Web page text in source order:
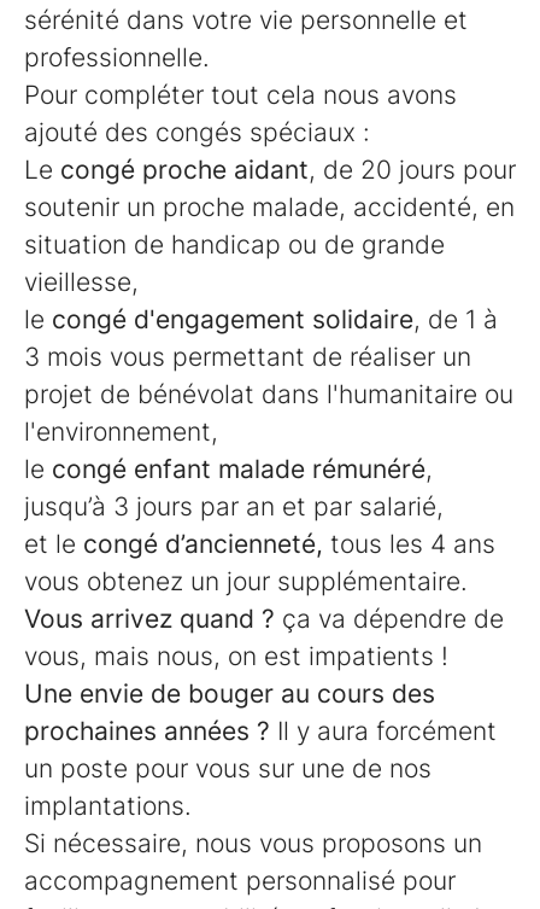
sérénité dans votre vie personnelle et
professionnelle.
Pour compléter tout cela nous avons
ajouté des congés spéciaux :
Le congé proche aidant, de 20 jours pour
soutenir un proche malade, accidenté, en
situation de handicap ou de grande
vieillesse,
le congé d'engagement solidaire, de 1 à
3 mois vous permettant de réaliser un
projet de bénévolat dans l'humanitaire ou
l'environnement,
le congé enfant malade rémunéré,
jusqu’à 3 jours par an et par salarié,
et le congé d’ancienneté, tous les 4 ans
vous obtenez un jour supplémentaire.
Vous arrivez quand ? ça va dépendre de
vous, mais nous, on est impatients !
Une envie de bouger au cours des
prochaines années ? Il y aura forcément
un poste pour vous sur une de nos
implantations.
Si nécessaire, nous vous proposons un
accompagnement personnalisé pour